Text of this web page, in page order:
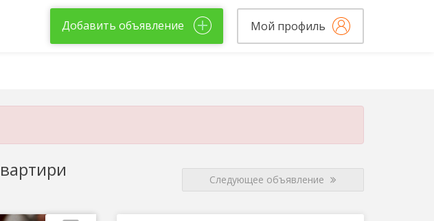
Добавить объявление Мой профиль
Следующее объявление